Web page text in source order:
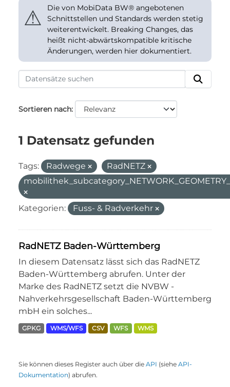
⚠
Die von MobiData BW® angebotenen
Schnittstellen und Standards werden stetig
weiterentwickelt. Breaking Changes, das
heißt nicht-abwärtskompatible kritische
Änderungen, werden hier dokumentiert.
Sortieren nach
1 Datensatz gefunden
Tags: Radwege
RadNETZ
Kategorien: Fuss- & Radverkehr
RadNETZ Baden-Württemberg
In diesem Datensatz lässt sich das RadNETZ
Baden-Württemberg abrufen. Unter der
Marke des RadNETZ setzt die NVBW -
Nahverkehrsgesellschaft Baden-Württemberg
mbH ein solches...
GPKG WMS/WFS CSV WFS WMS
Sie können dieses Register auch über die API (siehe API-
Dokumentation) abrufen.